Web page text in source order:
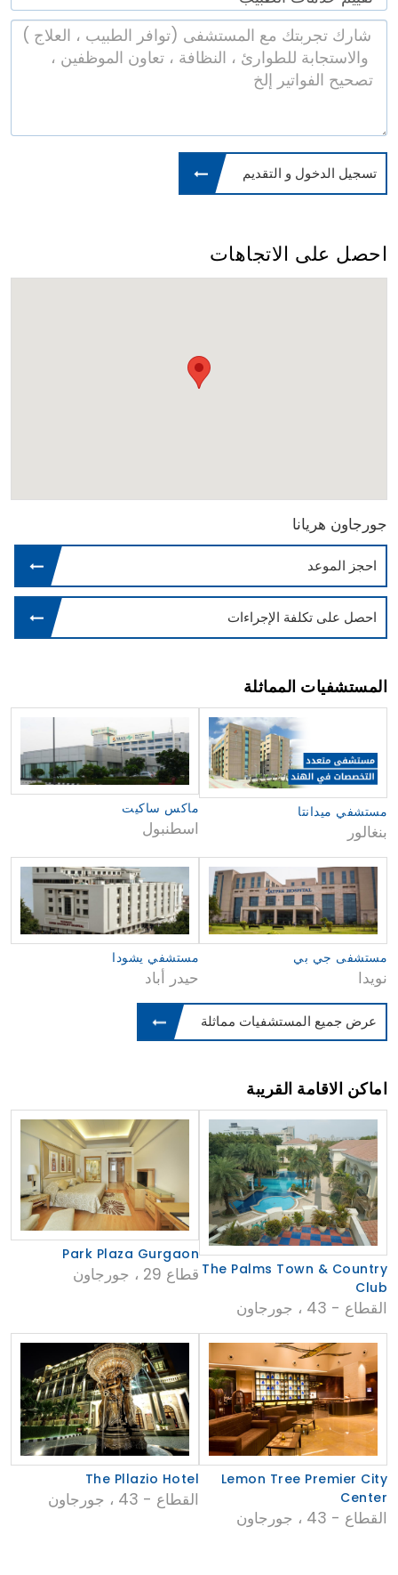
تسجيل الدخول و التقديم
احصل على الاتجاهات
جورجاون هريانا
احجز الموعد
احصل على تكلفة الإجراءات
المستشفيات المماثلة
مستشفي ميدانتا
بنغالور
ماكس ساكيت
اسطنبول
مستشفى جي بي
نويدا
مستشفي يشودا
حيدر أباد
عرض جميع المستشفيات مماثلة
اماكن الاقامة القريبة
The Palms Town & Country
Club
القطاع - 43 ، جورجاون
Park Plaza Gurgaon
قطاع 29 ، جورجاون
Lemon Tree Premier City
Center
القطاع - 43 ، جورجاون
The Pllazio Hotel
القطاع - 43 ، جورجاون